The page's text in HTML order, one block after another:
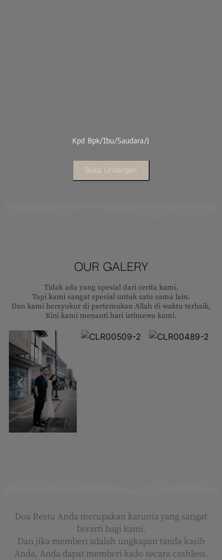
OUR GALERY
Tidak ada yang spesial dari cerita kami.
Tapi kami sangat spesial untuk satu sama lain.
Dan kami bersyukur di pertemukan Allah di waktu terbaik,
Kini kami menanti hari istimewa kami.
Doa Restu Anda merupakan karunia yang sangat
berarti bagi kami.
Dan jika memberi adalah ungkapan tanda kasih
Anda, Anda dapat memberi kado secara cashless.
Kpd Bpk/Ibu/Saudara/i
Buka Undangan